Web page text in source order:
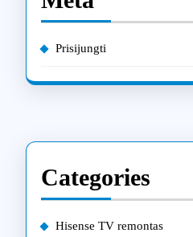
Prisijungti
Categories
Hisense TV remontas